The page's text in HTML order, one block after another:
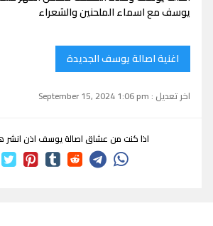
يوسف مع اسماء الملحنين والشعراء
اغنية اصالة يوسف الجديدة
اخر تعديل : September 15, 2024 1:06 pm
اذا كنت من عشاق اصالة يوسف اذن انشر